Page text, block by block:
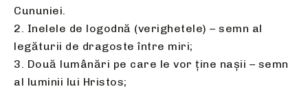
Cununiei.
2. Inelele de logodnă (verighetele) – semn al
legăturii de dragoste între miri;
3. Două lumânări pe care le vor ţine naşii – semn
al luminii lui Hristos;